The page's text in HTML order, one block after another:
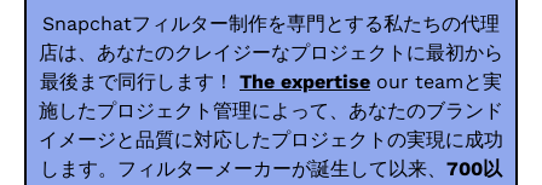
Snapchatフィルター制作を専門とする私たちの代理
店は、あなたのクレイジーなプロジェクトに最初から
最後まで同行します！
The expertise our teamと実
施したプロジェクト管理によって、あなたのブランド
イメージと品質に対応したプロジェクトの実現に成功
します。フィルターメーカーが誕生して以来、 700以